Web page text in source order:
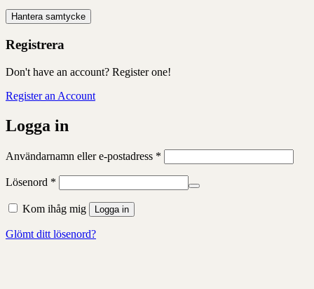
Hantera samtycke
Registrera
Don't have an account? Register one!
Register an Account
Logga in
Användarnamn eller e-postadress *
Lösenord *
Kom ihåg mig Logga in
Glömt ditt lösenord?